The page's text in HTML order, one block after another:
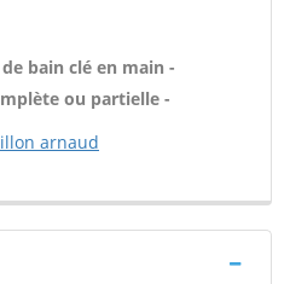
bain clé en main -
ou partielle -
arnaud